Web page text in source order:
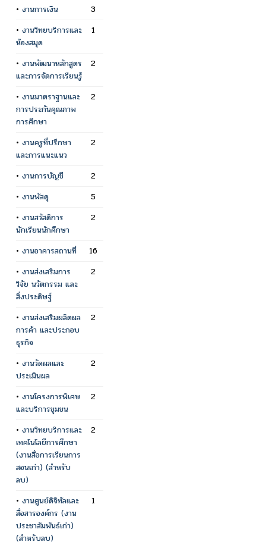
• งานการเงิน
3
• งานวิทยบริการและ
ห้องสมุด
1
• งานพัฒนาหลักสูตร
และการจัดการเรียนรู้
2
• งานมาตราฐานและ
การประกันคุณภาพ
การศึกษา
2
• งานครูที่ปรึกษา
และการแนะแนว
2
• งานการบัญชี
2
• งานพัสดุ
5
• งานสวัสดิการ
นักเรียนนักศึกษา
2
• งานอาคารสถานที่
16
• งานส่งเสริมการ
วิจัย นวัตกรรม และ
สิ่งประดิษฐ์
2
• งานส่งเสริมผลิตผล
การค้า และประกอบ
ธุรกิจ
2
• งานวัดผลและ
ประเมินผล
2
• งานโครงการพิเศษ
และบริการชุมชน
2
• งานวิทยบริการและ
เทคโนโลยีการศึกษา
(งานสื่อการเรียนการ
สอนเก่า) (สำหรับ
ลบ)
2
• งานศูนย์ดิจิทัลและ
สื่อสารองค์กร (งาน
ประชาสัมพันธ์เก่า)
(สำหรับลบ)
1